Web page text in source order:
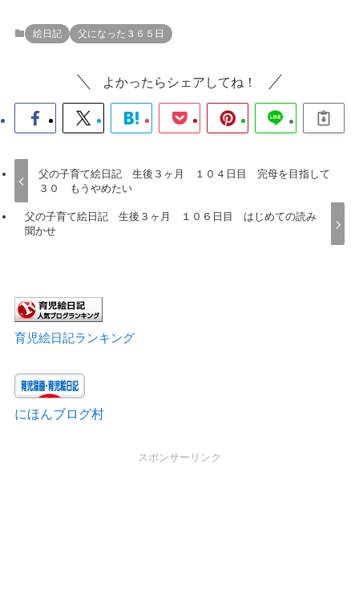
絵日記 父になった３６５日
よかったらシェアしてね！
父の子育て絵日記 生後３ヶ月 １０４日目 完母を目指して
３０ もうやめたい
父の子育て絵日記 生後３ヶ月 １０６日目 はじめての読み
聞かせ
育児絵日記ランキング
にほんブログ村
スポンサーリンク